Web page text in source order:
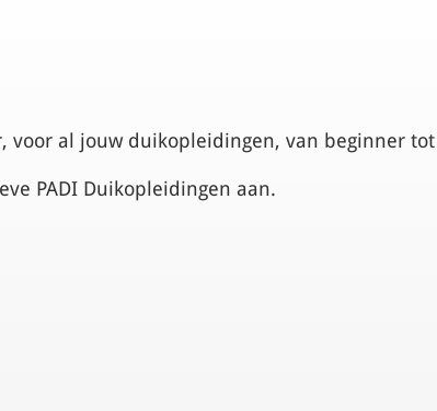
voor al jouw duikopleidingen, van beginner tot
PADI Duikopleidingen aan.